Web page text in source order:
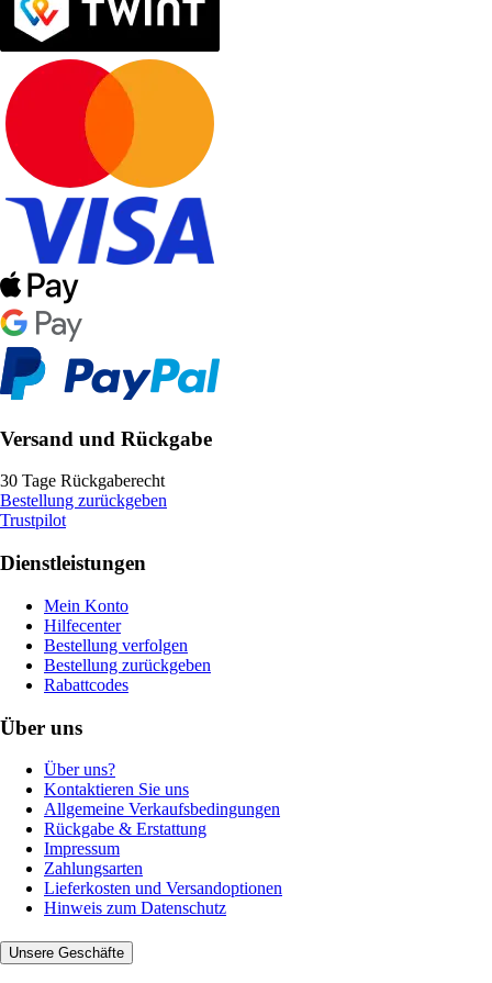
Versand und Rückgabe
30 Tage Rückgaberecht
Bestellung zurückgeben
Trustpilot
Dienstleistungen
Mein Konto
Hilfecenter
Bestellung verfolgen
Bestellung zurückgeben
Rabattcodes
Über uns
Über uns?
Kontaktieren Sie uns
Allgemeine Verkaufsbedingungen
Rückgabe & Erstattung
Impressum
Zahlungsarten
Lieferkosten und Versandoptionen
Hinweis zum Datenschutz
Unsere Geschäfte